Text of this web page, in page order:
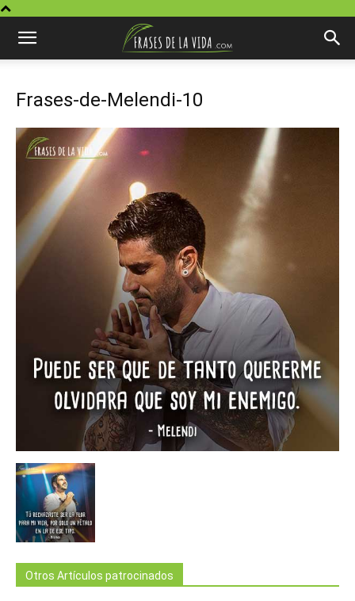
Frases-de-Melendi-10
Otros Artículos patrocinados